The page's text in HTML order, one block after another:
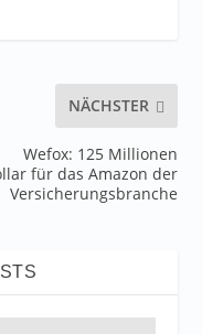
NÄCHSTER
Wefox: 125 Millionen
für das Amazon der
Versicherungsbranche